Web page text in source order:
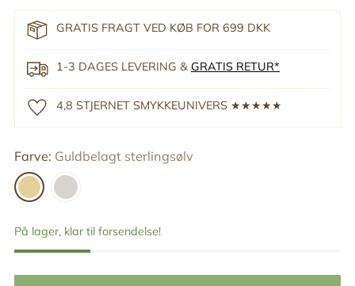
GRATIS FRAGT VED KØB FOR 699 DKK
1-3 DAGES LEVERING & GRATIS RETUR*
4,8 STJERNET SMYKKEUNIVERS ★★★★★
Farve: Guldbelagt sterlingsølv
På lager, klar til forsendelse!